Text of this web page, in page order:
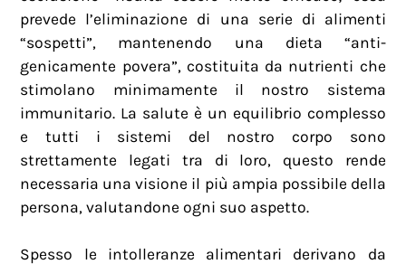
prevede l’eliminazione di una serie di alimenti
“sospetti”, mantenendo una dieta “anti-
genicamente povera”, costituita da nutrienti che
stimolano minimamente il nostro sistema
immunitario. La salute è un equilibrio complesso
e tutti i sistemi del nostro corpo sono
strettamente legati tra di loro, questo rende
necessaria una visione il più ampia possibile della
persona, valutandone ogni suo aspetto.
Spesso le intolleranze alimentari derivano da